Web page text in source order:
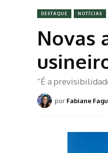
DESTAQUE NOTÍCIAS
Novas
“É a
por Fabiane